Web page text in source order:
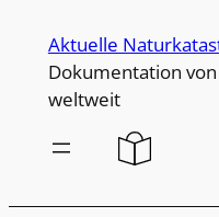
Inhalt
wechseln
Aktuelle
Dokumentation
weltweit